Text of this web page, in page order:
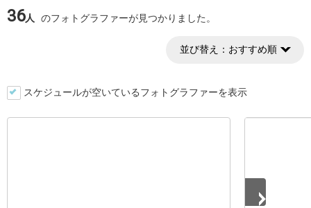
36人 のフォトグラファーが見つかりました。
並び替え： おすすめ順
スケジュールが空いているフォトグラファーを表示